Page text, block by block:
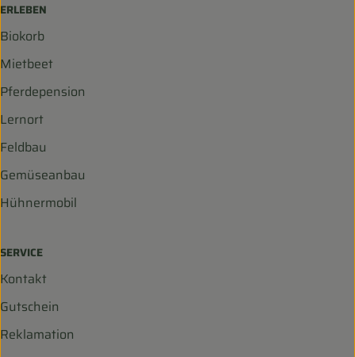
ERLEBEN
Biokorb
Mietbeet
Pferdepension
Lernort
Feldbau
Gemüseanbau
Hühnermobil
SERVICE
Kontakt
Gutschein
Reklamation